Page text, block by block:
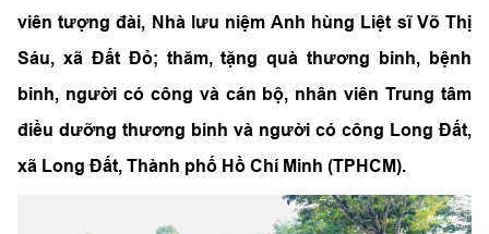
viên tượng đài, Nhà lưu niệm Anh hùng Liệt sĩ Võ Thị
Sáu, xã Đất Đỏ; thăm, tặng quà thương binh, bệnh
binh, người có công và cán bộ, nhân viên Trung tâm
điều dưỡng thương binh và người có công Long Đất,
xã Long Đất, Thành phố Hồ Chí Minh (TPHCM).